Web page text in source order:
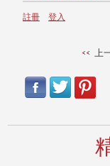
註冊 登入
上